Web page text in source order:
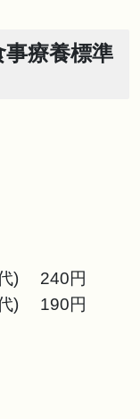
療養標準
代) 240円
代) 190円